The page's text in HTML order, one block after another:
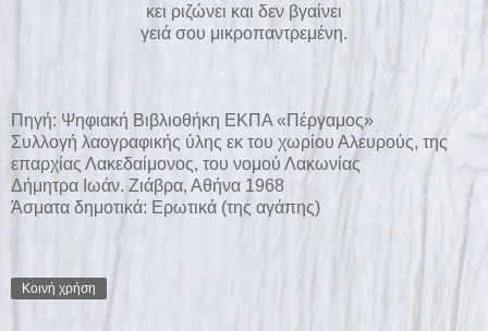
κει ριζώνει και δεν βγαίνει
γειά σου μικροπαντρεμένη.
Πηγή: Ψηφιακή Βιβλιοθήκη ΕΚΠΑ «Πέργαμος»
Συλλογή λαογραφικής ύλης εκ του χωρίου Αλευρούς, της
επαρχίας Λακεδαίμονος, του νομού Λακωνίας
Δήμητρα Ιωάν. Ζιάβρα, Αθήνα 1968
Άσματα δημοτικά: Ερωτικά (της αγάπης)
Κοινή χρήση